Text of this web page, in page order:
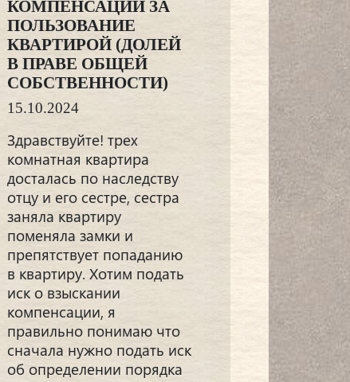
КОМПЕНСАЦИИ ЗА
ПОЛЬЗОВАНИЕ
КВАРТИРОЙ (ДОЛЕЙ
В ПРАВЕ ОБЩЕЙ
СОБСТВЕННОСТИ)
15.10.2024
Здравствуйте! трех
комнатная квартира
досталась по наследству
отцу и его сестре, сестра
заняла квартиру
поменяла замки и
препятствует попаданию
в квартиру. Хотим подать
иск о взыскании
компенсации, я
правильно понимаю что
сначала нужно подать иск
об определении порядка